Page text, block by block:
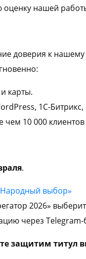
нашей
доверия к
карты.
1С-
10 000
.
выбор»
2026»
через
защитим титул